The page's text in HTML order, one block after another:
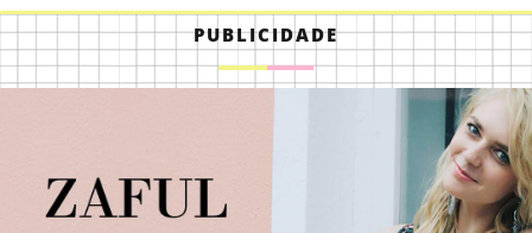
PUBLICIDADE